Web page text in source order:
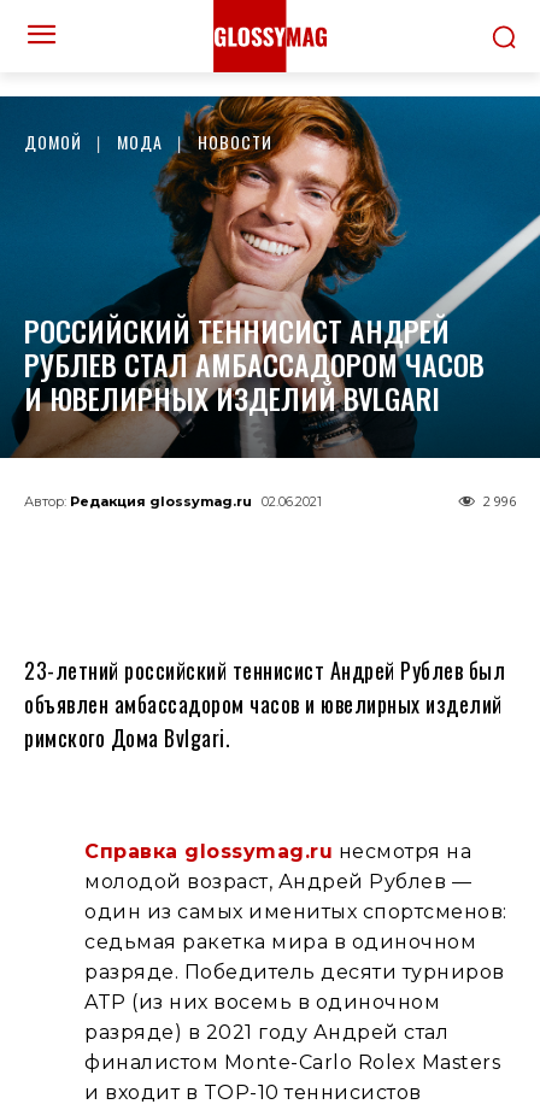
ДОМОЙ МОДА НОВОСТИ
РОССИЙСКИЙ ТЕННИСИСТ АНДРЕЙ
РУБЛЕВ СТАЛ АМБАССАДОРОМ ЧАСОВ
И ЮВЕЛИРНЫХ ИЗДЕЛИЙ BVLGARI
Автор: Редакция glossymag.ru 02.06.2021 2 996
23-летний российский теннисист Андрей Рублев был
объявлен амбассадором часов и ювелирных изделий
римского Дома Bvlgari.
Справка glossymag.ru несмотря на
молодой возраст, Андрей Рублев —
один из самых именитых спортсменов:
седьмая ракетка мира в одиночном
разряде. Победитель десяти турниров
ATP (из них восемь в одиночном
разряде) в 2021 году Андрей стал
финалистом Monte-Carlo Rolex Masters
и входит в TOP-10 теннисистов